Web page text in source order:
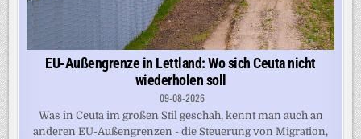
EU-Außengrenze in Lettland: Wo sich Ceuta nicht
wiederholen soll
09-08-2026
Was in Ceuta im großen Stil geschah, kennt man auch an
anderen EU-Außengrenzen - die Steuerung von Migration,